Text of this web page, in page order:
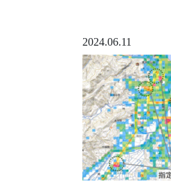
2024.06.11